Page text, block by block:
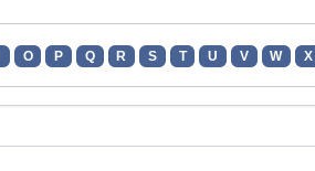
O P Q R S T U V W X